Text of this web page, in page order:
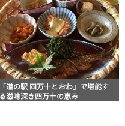
「道の駅 四万十とおわ」で堪能す
る滋味深き四万十の恵み